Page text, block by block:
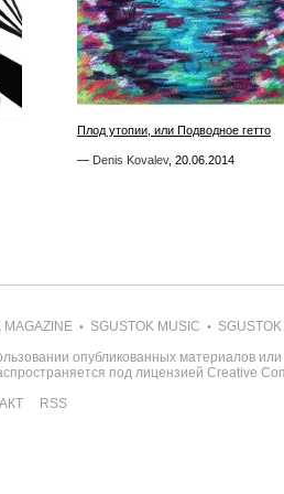
1
Плод утопии, или Подводное гетто
— Denis Kovalev, 20.06.2014
1
Плод утопии, или Подводное гетто
— Denis Kovalev, 20.06.2014
MAGAZINE • SGUSTOK MUSIC •
опубликованных материалов
под лицензией Creative
RSS